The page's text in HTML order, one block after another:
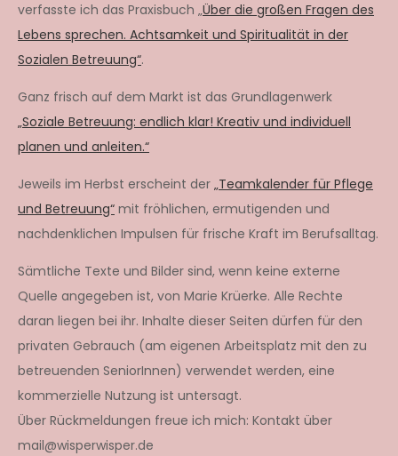
verfasste ich das Praxisbuch „Über die großen Fragen des
Lebens sprechen. Achtsamkeit und Spiritualität in der
Sozialen Betreuung“.
Ganz frisch auf dem Markt ist das Grundlagenwerk
„Soziale Betreuung: endlich klar! Kreativ und individuell
planen und anleiten.“
Jeweils im Herbst erscheint der „Teamkalender für Pflege
und Betreuung“ mit fröhlichen, ermutigenden und
nachdenklichen Impulsen für frische Kraft im Berufsalltag.
Sämtliche Texte und Bilder sind, wenn keine externe
Quelle angegeben ist, von Marie Krüerke. Alle Rechte
daran liegen bei ihr. Inhalte dieser Seiten dürfen für den
privaten Gebrauch (am eigenen Arbeitsplatz mit den zu
betreuenden SeniorInnen) verwendet werden, eine
kommerzielle Nutzung ist untersagt.
Über Rückmeldungen freue ich mich: Kontakt über
mail@wisperwisper.de